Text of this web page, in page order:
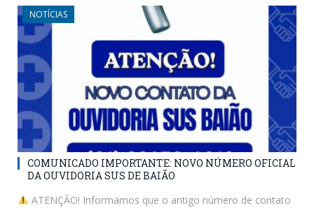
NOTÍCIAS
COMUNICADO IMPORTANTE: NOVO NÚMERO OFICIAL
DA OUVIDORIA SUS DE BAIÃO
ATENÇÃO! Informamos que o antigo número de contato